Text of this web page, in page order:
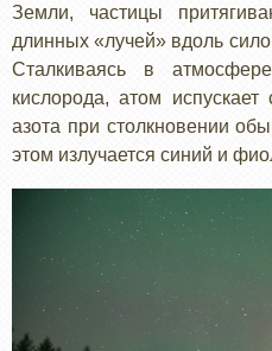
Земли, частицы
длинных «лучей» вдоль
Сталкиваясь в
кислорода, атом
азота при столкновении
этом излучается синий и